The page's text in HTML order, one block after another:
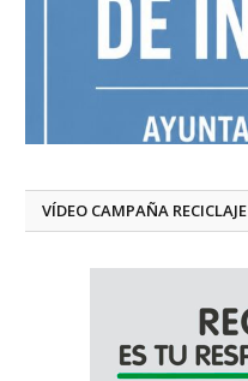
VÍDEO CAMPAÑA RECICLAJE